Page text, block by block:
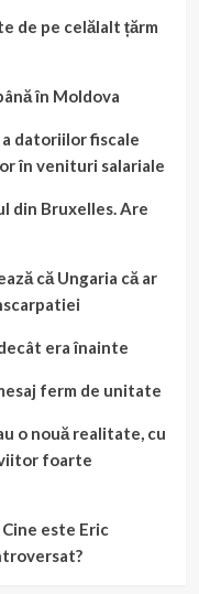
de pe celălalt țărm
în Moldova
datoriilor fiscale
în venituri salariale
din Bruxelles. Are
că Ungaria că ar
era înainte
ferm de unitate
o nouă realitate, cu
foarte
este Eric